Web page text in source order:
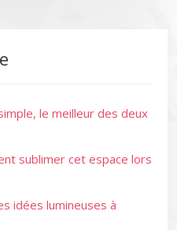
le meilleur des deux
sublimer cet espace lors
idées lumineuses à